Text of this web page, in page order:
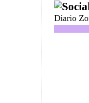
Diario